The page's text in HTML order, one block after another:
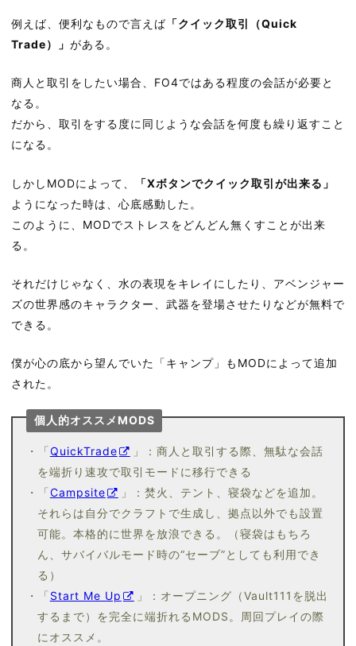
例えば、便利なもので言えば 「クイック取引（Quick
Trade）」 がある。
商人と取引をしたい場合、FO4ではある程度の会話が必要と
なる。
だから、取引をする度に同じような会話を何度も繰り返すこと
になる。
しかしMODによって、
「Xボタンでクイック取引が出来る」
ようになった時は、心底感動した。
このように、MODでストレスをどんどん無くすことが出来
る。
それだけじゃなく、水の表現をキレイにしたり、アベンジャー
ズの世界感のキャラクター、武器を登場させたりなどが無料で
できる。
僕が心の底から望んでいた「キャンプ」もMODによって追加
された。
個人的オススメMODS
・「 QuickTrade
」：商人と取引する際、無駄な会話
を端折り速攻で取引モードに移行できる
・「 Campsite
」：焚火、テント、寝袋などを追加。
それらは自分でクラフトで生成し、拠点以外でも設置
可能。本格的に世界を放浪できる。（寝袋はもちろ
ん、サバイバルモード時の“セーブ”としても利用でき
る）
・「 Start Me Up
」：オープニング（Vault111を脱出
するまで）を完全に端折れるMODS。周回プレイの際
にオススメ。